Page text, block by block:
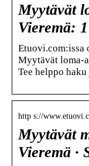
Myytävät
Vieremä:
Etuovi.com:issa
Myytävät loma-
Tee helppo
http s://
Myytävät
Vieremä ·